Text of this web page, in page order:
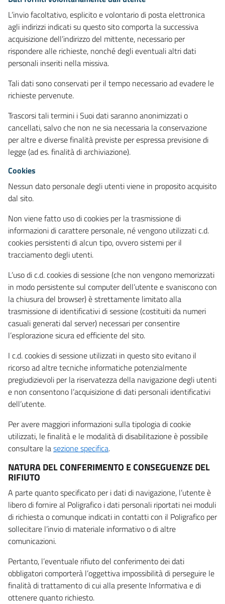
L’invio facoltativo, esplicito e volontario di posta elettronica
agli indirizzi indicati su questo sito comporta la successiva
acquisizione dell’indirizzo del mittente, necessario per
rispondere alle richieste, nonché degli eventuali altri dati
personali inseriti nella missiva.
Tali dati sono conservati per il tempo necessario ad evadere le
richieste pervenute.
Trascorsi tali termini i Suoi dati saranno anonimizzati o
cancellati, salvo che non ne sia necessaria la conservazione
per altre e diverse finalità previste per espressa previsione di
legge (ad es. finalità di archiviazione).
Cookies
Nessun dato personale degli utenti viene in proposito acquisito
dal sito.
Non viene fatto uso di cookies per la trasmissione di
informazioni di carattere personale, né vengono utilizzati c.d.
cookies persistenti di alcun tipo, ovvero sistemi per il
tracciamento degli utenti.
L’uso di c.d. cookies di sessione (che non vengono memorizzati
in modo persistente sul computer dell’utente e svaniscono con
la chiusura del browser) è strettamente limitato alla
trasmissione di identificativi di sessione (costituiti da numeri
casuali generati dal server) necessari per consentire
l’esplorazione sicura ed efficiente del sito.
I c.d. cookies di sessione utilizzati in questo sito evitano il
ricorso ad altre tecniche informatiche potenzialmente
pregiudizievoli per la riservatezza della navigazione degli utenti
e non consentono l’acquisizione di dati personali identificativi
dell’utente.
Per avere maggiori informazioni sulla tipologia di cookie
utilizzati, le finalità e le modalità di disabilitazione è possibile
consultare lasezione specifica.
NATURA DEL CONFERIMENTO E CONSEGUENZE DEL
RIFIUTO
A parte quanto specificato per i dati di navigazione, l’utente è
libero di fornire al Poligrafico i dati personali riportati nei moduli
di richiesta o comunque indicati in contatti con il Poligrafico per
sollecitare l’invio di materiale informativo o di altre
comunicazioni.
Pertanto, l’eventuale rifiuto del conferimento dei dati
obbligatori comporterà l’oggettiva impossibilità di perseguire le
finalità di trattamento di cui alla presente Informativa e di
ottenere quanto richiesto.